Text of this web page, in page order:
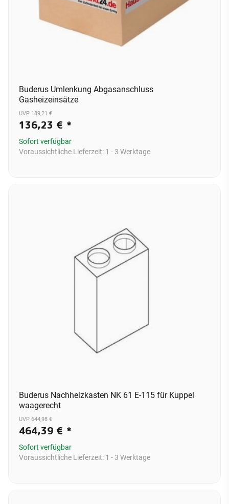
Buderus Umlenkung Abgasanschluss
Gasheizeinsätze
UVP 189,21 €
136,23 € *
Sofort verfügbar
Voraussichtliche Lieferzeit: 1 - 3 Werktage
Buderus Nachheizkasten NK 61 E-115 für Kuppel
waagerecht
UVP 644,98 €
464,39 € *
Sofort verfügbar
Voraussichtliche Lieferzeit: 1 - 3 Werktage